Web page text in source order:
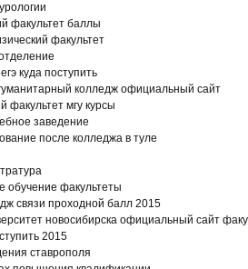
факультет баллы
факультет
куда поступить
колледж официальный сайт
факультет мгу курсы
заведение
после колледжа в туле
обучение факультеты
связи проходной балл 2015
новосибирска официальный сайт
2015
ставрополя